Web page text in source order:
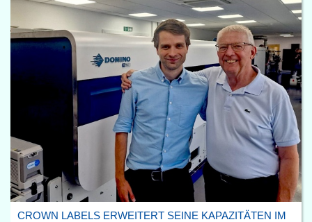
CROWN LABELS ERWEITERT SEINE KAPAZITÄTEN IM